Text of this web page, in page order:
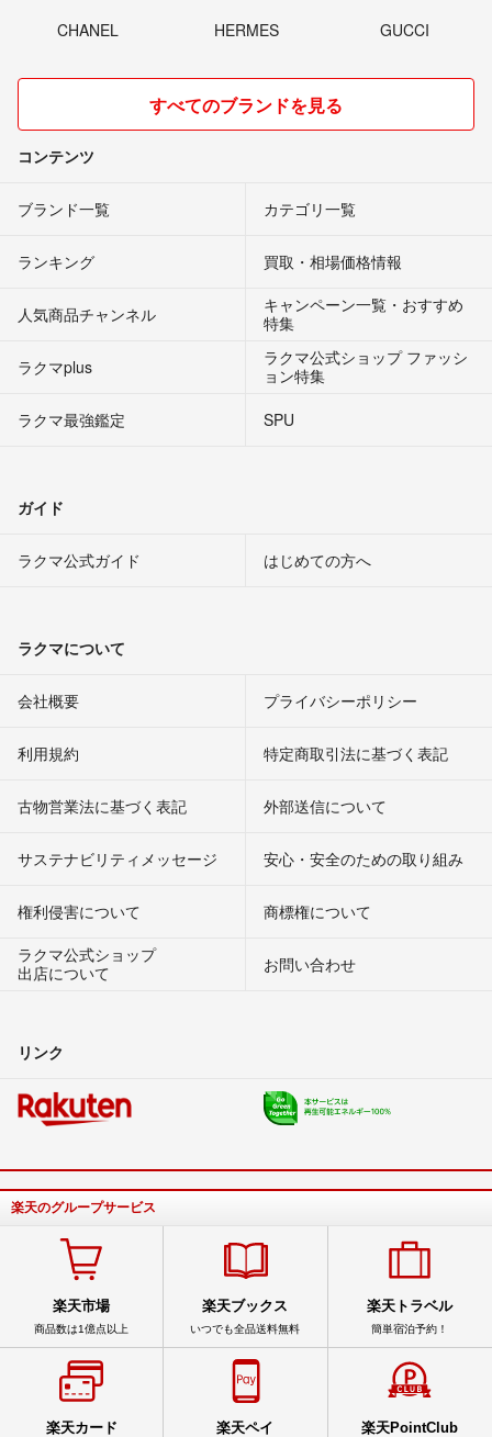
CHANEL HERMES GUCCI
すべてのブランドを見る
コンテンツ
ブランド一覧 カテゴリ一覧
ランキング 買取・相場価格情報
人気商品チャンネル
キャンペーン一覧・おすすめ
特集
ラクマplus
ラクマ公式ショップ ファッシ
ョン特集
ラクマ最強鑑定
SPU
ガイド
ラクマ公式ガイド はじめての方へ
ラクマについて
会社概要 プライバシーポリシー
利用規約 特定商取引法に基づく表記
古物営業法に基づく表記 外部送信について
サステナビリティメッセージ 安心・安全のための取り組み
権利侵害について
商標権について
ラクマ公式ショップ
出店について
お問い合わせ
リンク
楽天のグループサービス
楽天市場
商品数は1億点以上
楽天ブックス
いつでも全品送料無料
楽天トラベル
簡単宿泊予約！
楽天カード 楽天ペイ 楽天PointClub